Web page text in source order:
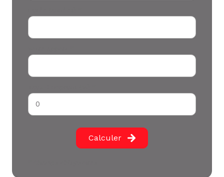
Calculer